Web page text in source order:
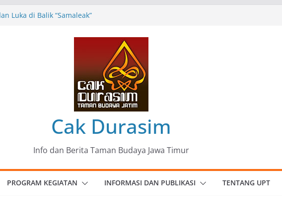
Luka di Balik “Samaleak”
Ungkapan Kritis Tentang Derita
Patria Seni Rupa Kota Blitar :
Menjadi Mantra Perlawanan
Cak Durasim
Info dan Berita Taman Budaya Jawa Timur
PROGRAM KEGIATAN INFORMASI DAN PUBLIKASI TENTANG UPT